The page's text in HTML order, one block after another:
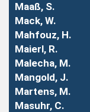
Maaß, S.
Mack, W.
Mahfouz, H.
Maierl, R.
Malecha, M.
Mangold, J.
Martens, M.
Masuhr, C.